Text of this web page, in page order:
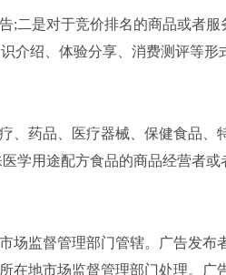
是对于竞价排名的商品或者服
介绍、体验分享、消费测评等形
药品、医疗器械、保健食品、
学用途配方食品的商品经营者或
监督管理部门管辖。广告发布
在地市场监督管理部门处理。广